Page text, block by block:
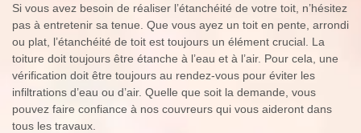
Si vous avez besoin de réaliser l’étanchéité de votre toit, n’hésitez
pas à entretenir sa tenue. Que vous ayez un toit en pente, arrondi
ou plat, l’étanchéité de toit est toujours un élément crucial. La
toiture doit toujours être étanche à l’eau et à l’air. Pour cela, une
vérification doit être toujours au rendez-vous pour éviter les
infiltrations d’eau ou d’air. Quelle que soit la demande, vous
pouvez faire confiance à nos couvreurs qui vous aideront dans
tous les travaux.